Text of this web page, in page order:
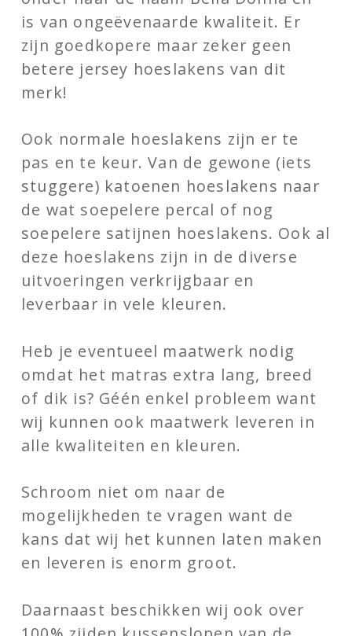
is van ongeëvenaarde kwaliteit. Er
zijn goedkopere maar zeker geen
betere jersey hoeslakens van dit
merk!
Ook normale hoeslakens zijn er te
pas en te keur. Van de gewone (iets
stuggere) katoenen hoeslakens naar
de wat soepelere percal of nog
soepelere satijnen hoeslakens. Ook al
deze hoeslakens zijn in de diverse
uitvoeringen verkrijgbaar en
leverbaar in vele kleuren.
Heb je eventueel maatwerk nodig
omdat het matras extra lang, breed
of dik is? Géén enkel probleem want
wij kunnen ook maatwerk leveren in
alle kwaliteiten en kleuren.
Schroom niet om naar de
mogelijkheden te vragen want de
kans dat wij het kunnen laten maken
en leveren is enorm groot.
Daarnaast beschikken wij ook over